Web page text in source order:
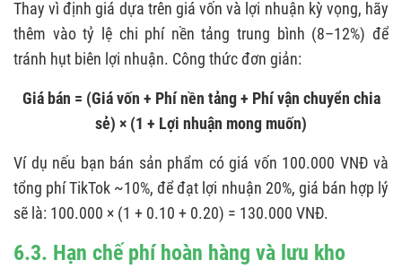
Thay vì định giá dựa trên giá vốn và lợi nhuận kỳ vọng, hãy
thêm vào tỷ lệ chi phí nền tảng trung bình (8–12%) để
tránh hụt biên lợi nhuận. Công thức đơn giản:
Giá bán = (Giá vốn + Phí nền tảng + Phí vận chuyển chia
sẻ) × (1 + Lợi nhuận mong muốn)
Ví dụ nếu bạn bán sản phẩm có giá vốn 100.000 VNĐ và
tổng phí TikTok ~10%, để đạt lợi nhuận 20%, giá bán hợp lý
sẽ là: 100.000 × (1 + 0.10 + 0.20) = 130.000 VNĐ.
6.3. Hạn chế phí hoàn hàng và lưu kho